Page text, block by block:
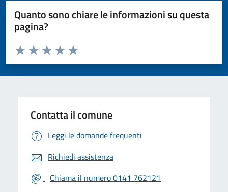
Quanto sono chiare le informazioni su questa
pagina?
Valuta da 1 a 5 stelle la pagina
Valuta 5 stelle su 5
Valuta 4 stelle su 5
Valuta 3 stelle su 5
Valuta 2 stelle su 5
Valuta 1 stelle su 5
Contatta il comune
Leggi le domande frequenti
Richiedi assistenza
Chiama il numero 0141 762121